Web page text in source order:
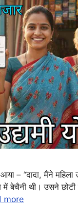
– “दादा, मैंने
थी। उसने छोटी
more